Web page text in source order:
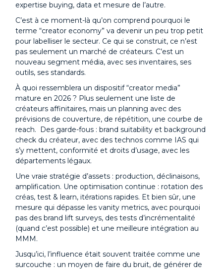
expertise buying, data et mesure de l’autre.
C’est à ce moment-là qu’on comprend pourquoi le
terme “creator economy” va devenir un peu trop petit
pour labelliser le secteur. Ce qui se construit, ce n’est
pas seulement un marché de créateurs. C’est un
nouveau segment média, avec ses inventaires, ses
outils, ses standards.
À quoi ressemblera un dispositif “creator media”
mature en 2026 ? Plus seulement une liste de
créateurs affinitaires, mais un planning avec des
prévisions de couverture, de répétition, une courbe de
reach. Des garde-fous : brand suitability et background
check du créateur, avec des technos comme IAS qui
s’y mettent, conformité et droits d’usage, avec les
départements légaux.
Une vraie stratégie d’assets : production, déclinaisons,
amplification. Une optimisation continue : rotation des
créas, test & learn, itérations rapides. Et bien sûr, une
mesure qui dépasse les vanity metrics, avec pourquoi
pas des brand lift surveys, des tests d’incrémentalité
(quand c’est possible) et une meilleure intégration au
MMM.
Jusqu’ici, l’influence était souvent traitée comme une
surcouche : un moyen de faire du bruit, de générer de